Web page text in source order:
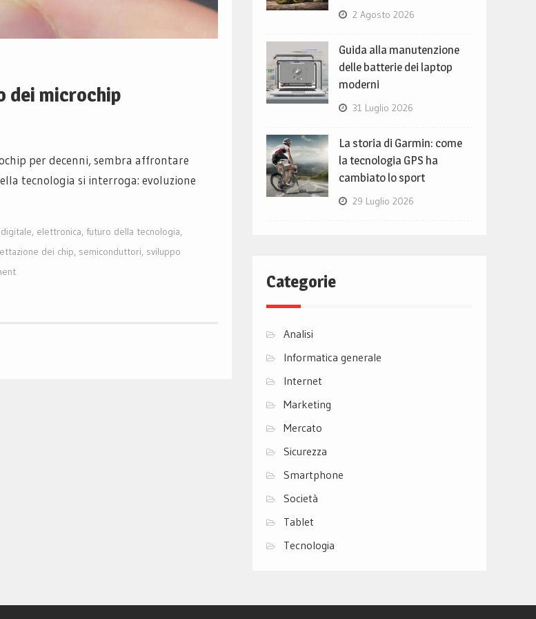
dei microchip
per decenni, sembra affrontare
tecnologia si interroga: evoluzione
, elettronica, futuro della tecnologia,
dei chip, semiconduttori, sviluppo
2 Agosto 2026
Guida alla manutenzione
delle batterie dei laptop
moderni
31 Luglio 2026
La storia di Garmin: come
la tecnologia GPS ha
cambiato lo sport
29 Luglio 2026
Categorie
Analisi
Informatica generale
Internet
Marketing
Mercato
Sicurezza
Smartphone
Società
Tablet
Tecnologia